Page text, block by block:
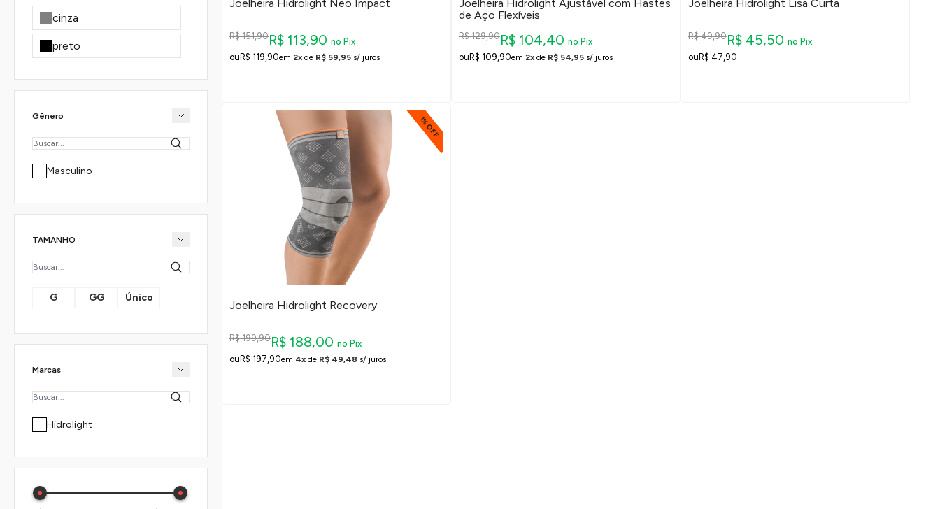
cinza
preto
Gênero
Masculino
TAMANHO
G GG Único
Marcas
Hidrolight
Joelheira Hidrolight Neo Impact
R$ 151,90R$ 113,90 no Pix
R$ 119,90em 2x de R$ 59,95 s/ juros
Joelheira Hidrolight Ajustável com Hastes
de Aço Flexíveis
R$ 129,90R$ 104,40 no Pix
R$ 109,90em 2xde R$ 54,95s/ juros
Joelheira Hidrolight Lisa Curta
R$ 49,90R$ 45,50 no Pix
R$ 47,90
1% OFF
Joelheira Hidrolight Recovery
R$ 199,90R$ 188,00 no Pix
R$ 197,90em 4x de R$ 49,48 s/ juros